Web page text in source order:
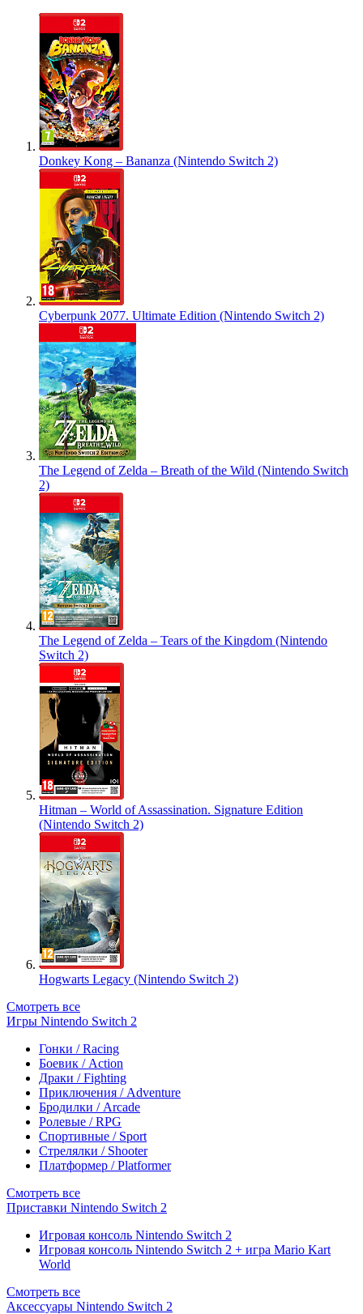
Donkey Kong – Bananza (Nintendo Switch 2)
Cyberpunk 2077. Ultimate Edition (Nintendo Switch 2)
The Legend of Zelda – Breath of the Wild (Nintendo Switch
2)
The Legend of Zelda – Tears of the Kingdom (Nintendo
Switch 2)
Hitman – World of Assassination. Signature Edition
(Nintendo Switch 2)
Hogwarts Legacy (Nintendo Switch 2)
Смотреть все
Игры Nintendo Switch 2
Гонки / Racing
Боевик / Action
Драки / Fighting
Приключения / Adventure
Бродилки / Arcade
Ролевые / RPG
Спортивные / Sport
Стрелялки / Shooter
Платформер / Platformer
Смотреть все
Приставки Nintendo Switch 2
Игровая консоль Nintendo Switch 2
Игровая консоль Nintendo Switch 2 + игра Mario Kart
World
Смотреть все
Аксессуары Nintendo Switch 2